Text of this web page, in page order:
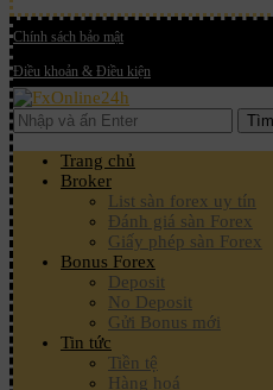
Chính sách bảo mật
Điều khoản & Điều kiện
Trang chủ
Broker
List sàn forex uy tín
Đánh giá sàn Forex
Giấy phép sàn Forex
Bonus Forex
Deposit
No Deposit
Gửi Bonus mới
Tin tức
Tiền tệ
Hàng hoá